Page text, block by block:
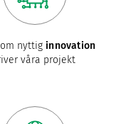
nyttiginnovation
våra projekt